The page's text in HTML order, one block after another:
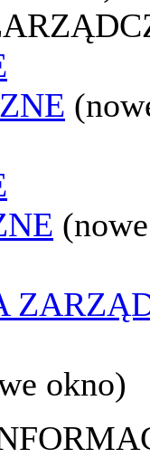
(nowe
okno)